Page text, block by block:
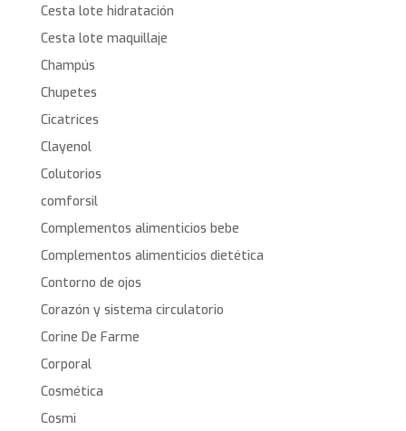
Cesta lote hidratación
Cesta lote maquillaje
Champús
Chupetes
Cicatrices
Clayenol
Colutorios
comforsil
Complementos alimenticios bebe
Complementos alimenticios dietética
Contorno de ojos
Corazón y sistema circulatorio
Corine De Farme
Corporal
Cosmética
Cosmi